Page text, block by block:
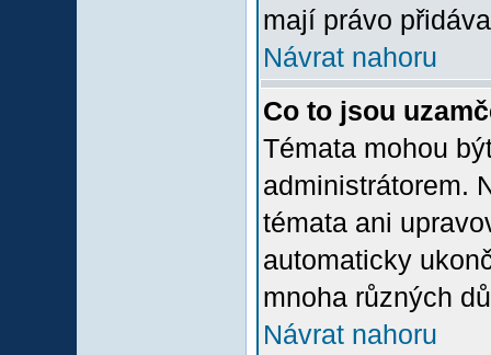
mají právo
Návrat nahoru
Co to jsou
Témata mohou
administrátorem.
témata ani
automaticky
mnoha různých
Návrat nahoru